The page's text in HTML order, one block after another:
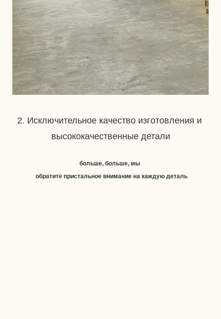
2. Исключительное качество изготовления и
обратите пристальное внимание на каждую деталь